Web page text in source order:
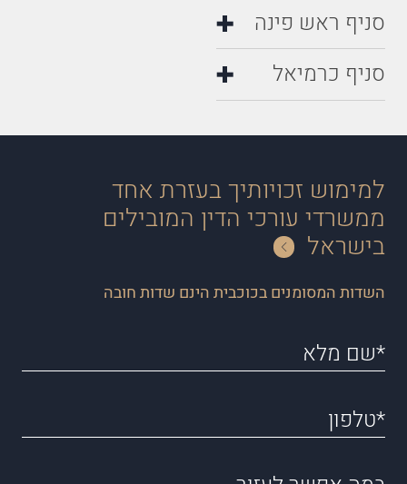
סניף ראש פינה
סניף כרמיאל
למימוש זכויותיך בעזרת אחד
ממשרדי עורכי הדין המובילים
בישראל
השדות המסומנים בכוכבית הינם שדות חובה